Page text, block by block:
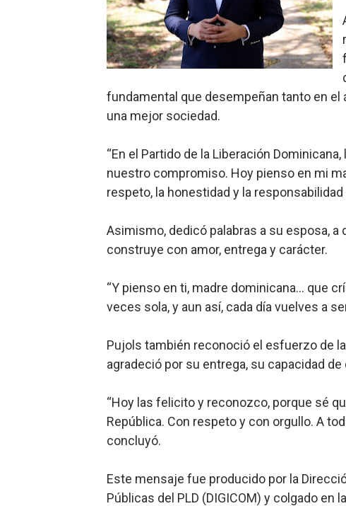
Residentes en San Juan
El magistrado Henry Molina
​Domingo Plácido critica la
Graduación XII Promoción
Fellito Suberví asegura en
Hipótesis policial sobre
CESDN urge fortalecer el
Candidato a presidente del
Josefa Castillo: Liderazgo y
Lee Ballester a los que se
Operativo Interinstitucional
fundamental que desempeñan tanto en
una mejor sociedad.
“En el Partido de la Liberación
nuestro compromiso. Hoy pienso en mi
respeto, la honestidad y la
Asimismo, dedicó palabras a su esposa,
construye con amor, entrega y carácter.
“Y pienso en ti, madre dominicana… que
veces sola, y aun así, cada día vuelves a
Pujols también reconoció el esfuerzo de
agradeció por su entrega, su capacidad
“Hoy las felicito y reconozco, porque sé
República. Con respeto y con orgullo. A
concluyó.
Este mensaje fue producido por la
Públicas del PLD (DIGICOM) y colgado